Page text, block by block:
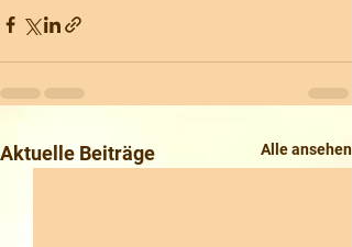
Aktuelle Beiträge Alle ansehen